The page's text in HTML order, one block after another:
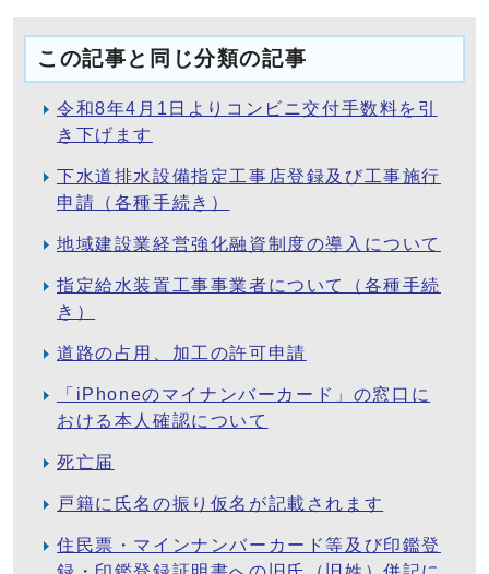
この記事と同じ分類の記事
令和8年4月1日よりコンビニ交付手数料を引
き下げます
下水道排水設備指定工事店登録及び工事施行
申請（各種手続き）
地域建設業経営強化融資制度の導入について
指定給水装置工事事業者について（各種手続
き）
道路の占用、加工の許可申請
「iPhoneのマイナンバーカード」の窓口に
おける本人確認について
死亡届
戸籍に氏名の振り仮名が記載されます
住民票・マインナンバーカード等及び印鑑登